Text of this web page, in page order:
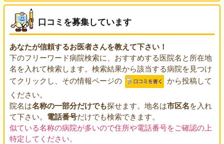
口コミを募集しています
あなたが信頼するお医者さんを教えて下さい！
下のフリーワード病院検索に、おすすめする医院名と所在地
名を入れて検索します。検索結果から該当する病院を見つけ
てクリックし、その情報ページの
から投稿して
ください。
院名は名称の一部分だけでも探せます。地名は市区名を入れ
て下さい。 電話番号だけでも検索できます。
似ている名称の病院が多いので住所や電話番号をご確認の上
特定してください。